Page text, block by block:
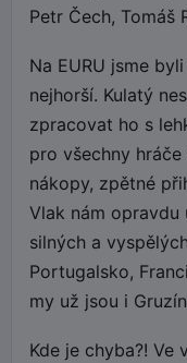
Petr Čech, Tomáš
Na EURU jsme
nejhorší. Kulatý
zpracovat ho s
pro všechny
nákopy, zpětné
Vlak nám
silných a
Portugalsko,
my už jsou i
Kde je chyba?! Ve